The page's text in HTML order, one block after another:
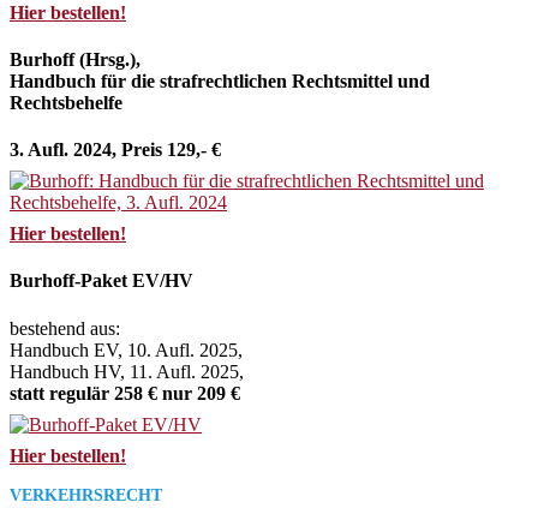
Hier bestellen!
Burhoff (Hrsg.),
Handbuch für die strafrechtlichen Rechtsmittel und
Rechtsbehelfe
3. Aufl. 2024, Preis 129,- €
Hier bestellen!
Burhoff-Paket EV/HV
bestehend aus:
Handbuch EV, 10. Aufl. 2025,
Handbuch HV, 11. Aufl. 2025,
statt regulär 258 € nur 209 €
Hier bestellen!
VERKEHRSRECHT